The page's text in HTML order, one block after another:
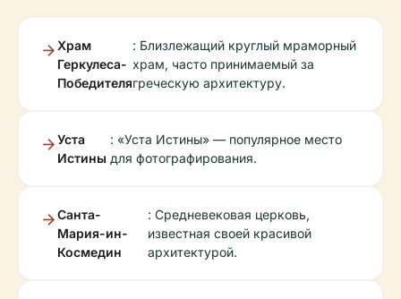
Храм
Геркулеса-
Победителя
: Близлежащий круглый мраморный
храм, часто принимаемый за
греческую архитектуру.
Уста
Истины
: «Уста Истины» — популярное место
для фотографирования.
Санта-
Мария-ин-
Космедин
: Средневековая церковь,
известная своей красивой
архитектурой.